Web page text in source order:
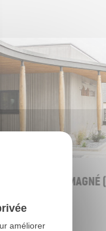
culturel - ROMAGNÉ
améliorer